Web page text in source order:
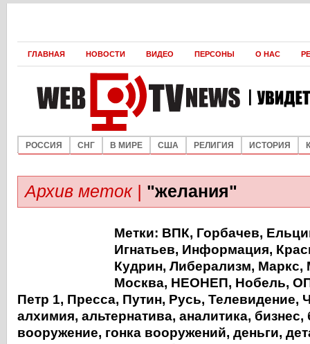
ГЛАВНАЯ НОВОСТИ ВИДЕО ПЕРСОНЫ О НАС
РОССИЯ СНГ В МИРЕ США РЕЛИГИЯ ИСТОРИЯ
Архив меток | "желания"
Метки: ВПК, Горбачев,
Игнатьев, Информация,
Кудрин, Либерализм, Маркс,
Москва, НЕОНЕП, Нобель,
Петр 1, Пресса, Путин, Русь, Телевидение,
алхимия, альтернатива, аналитика, бизнес,
вооружение, гонка вооружений, деньги,